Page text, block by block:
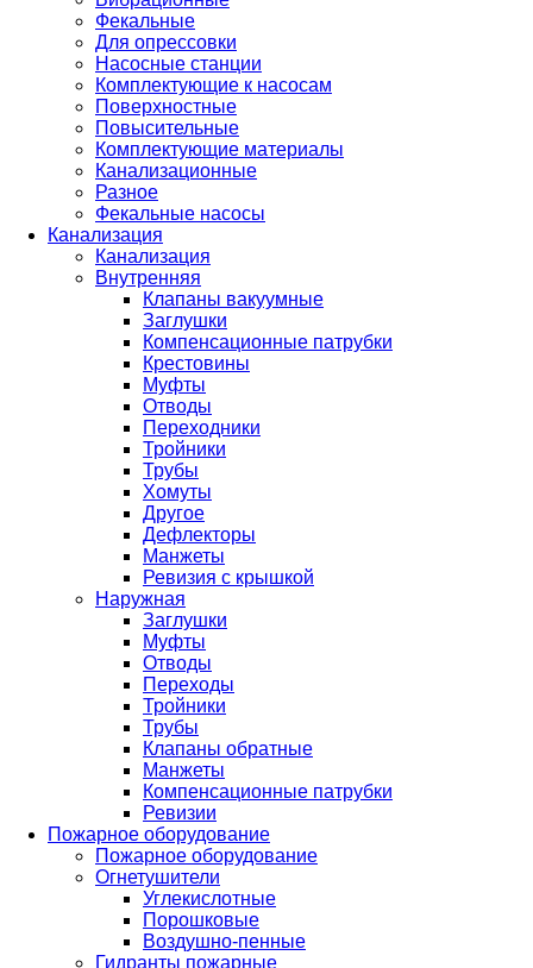
Фекальные
Для опрессовки
Насосные станции
Комплектующие к насосам
Поверхностные
Повысительные
Комплектующие материалы
Канализационные
Разное
Фекальные насосы
Канализация
Канализация
Внутренняя
Клапаны вакуумные
Заглушки
Компенсационные патрубки
Крестовины
Муфты
Отводы
Переходники
Тройники
Трубы
Хомуты
Другое
Дефлекторы
Манжеты
Ревизия с крышкой
Наружная
Заглушки
Муфты
Отводы
Переходы
Тройники
Трубы
Клапаны обратные
Манжеты
Компенсационные патрубки
Ревизии
Пожарное оборудование
Пожарное оборудование
Огнетушители
Углекислотные
Порошковые
Воздушно-пенные
Гидранты пожарные